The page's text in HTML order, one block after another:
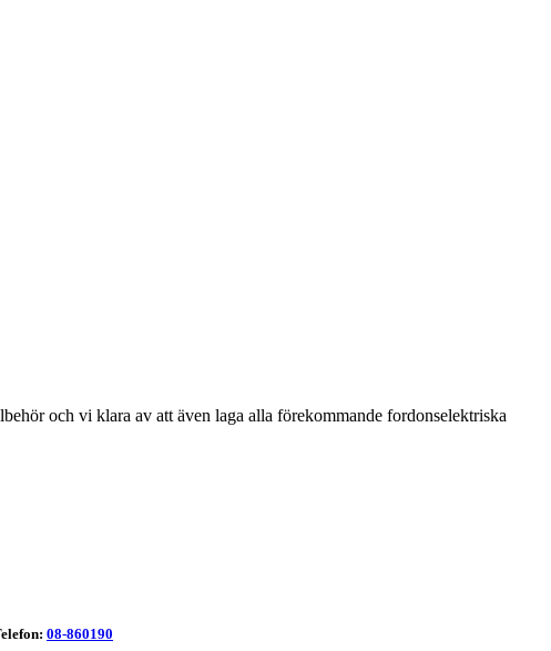
och vi klara av att även laga alla förekommande fordonselektriska
08-860190